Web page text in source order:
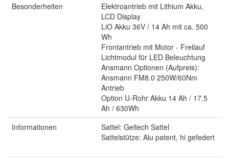
Besonderheiten
Elektroantrieb mit Lithium Akku,
LCD Display
LiO Akku 36V / 14 Ah mit ca. 500
Wh
Frontantrieb mit Motor - Freilauf
Lichtmodul für LED Beleuchtung
Ansmann Optionen (Aufpreis):
Ansmann FM8.0 250W/60Nm
Antrieb
Option U-Rohr Akku 14 Ah / 17.5
Ah / 630Wh
Informationen
Sattel: Geltech Sattel
Sattelstütze: Alu patent, hi gefedert